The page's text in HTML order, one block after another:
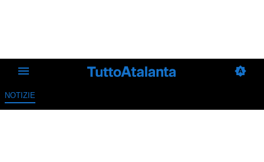
NOTIZIE